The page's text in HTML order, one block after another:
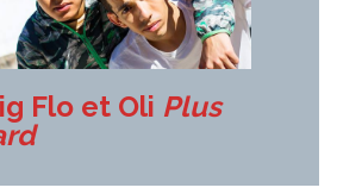
Flo et Oli Plus